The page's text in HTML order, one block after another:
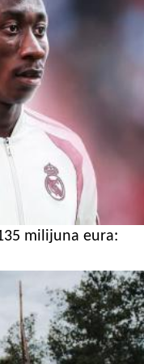
milijuna eura: